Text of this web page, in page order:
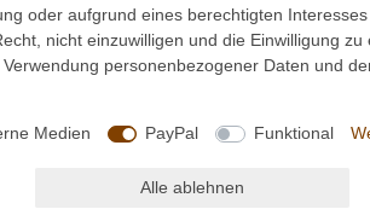
oder aufgrund eines berechtigten
nicht einzuwilligen und die Einwilligung
personenbezogener Daten und
Medien PayPal Funktional
Alle ablehnen